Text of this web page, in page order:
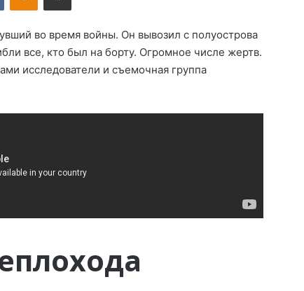
во время войны. Он вывозил с полуострова
все, кто был на борту. Огромное числе жертв.
исследователи и съемочная группа